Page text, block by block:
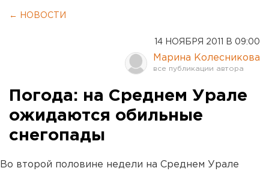
← НОВОСТИ
14 НОЯБРЯ 2011 В 09:00
Марина Колесникова
Погода: на Среднем Урале
ожидаются обильные
снегопады
Во второй половине недели на Среднем Урале